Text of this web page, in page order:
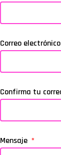
Correo electrónico
Confirma tu
Mensaje